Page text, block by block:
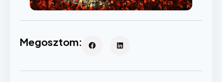
Megosztom: